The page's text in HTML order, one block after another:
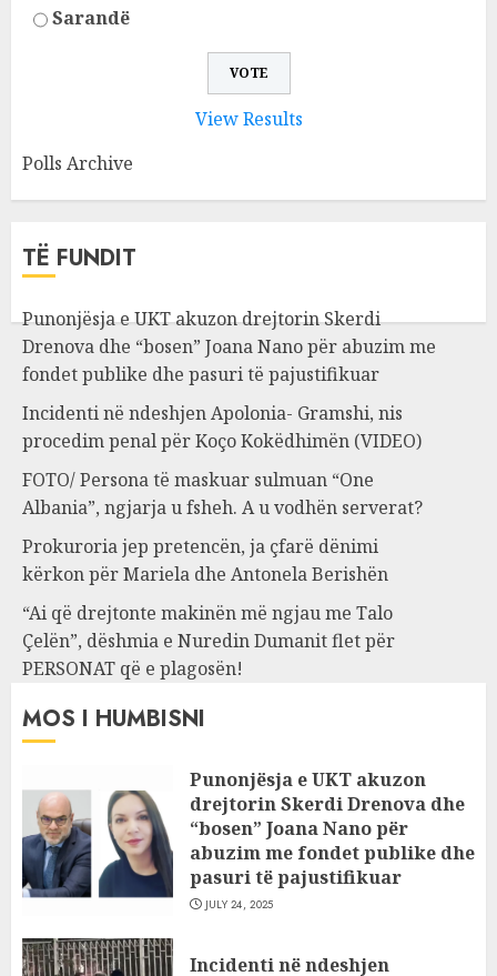
Sarandë
View Results
Polls Archive
TË FUNDIT
Punonjësja e UKT akuzon drejtorin Skerdi
Drenova dhe “bosen” Joana Nano për abuzim me
fondet publike dhe pasuri të pajustifikuar
Incidenti në ndeshjen Apolonia- Gramshi, nis
procedim penal për Koço Kokëdhimën (VIDEO)
FOTO/ Persona të maskuar sulmuan “One
Albania”, ngjarja u fsheh. A u vodhën serverat?
Prokuroria jep pretencën, ja çfarë dënimi
kërkon për Mariela dhe Antonela Berishën
“Ai që drejtonte makinën më ngjau me Talo
Çelën”, dëshmia e Nuredin Dumanit flet për
PERSONAT që e plagosën!
MOS I HUMBISNI
Punonjësja e UKT akuzon
drejtorin Skerdi Drenova dhe
“bosen” Joana Nano për
abuzim me fondet publike dhe
pasuri të pajustifikuar
JULY 24, 2025
Incidenti në ndeshjen